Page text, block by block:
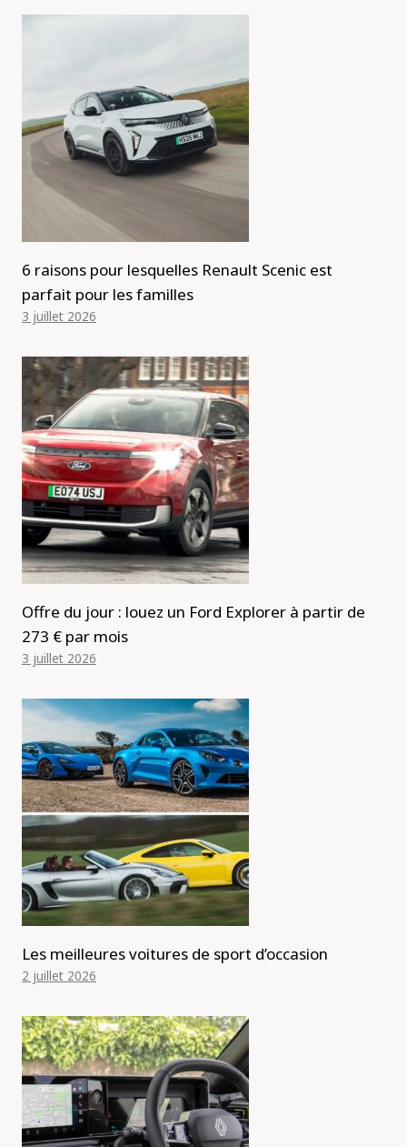
6 raisons pour lesquelles Renault Scenic est
parfait pour les familles
3 juillet 2026
Offre du jour : louez un Ford Explorer à partir de
273 € par mois
3 juillet 2026
Les meilleures voitures de sport d’occasion
2 juillet 2026